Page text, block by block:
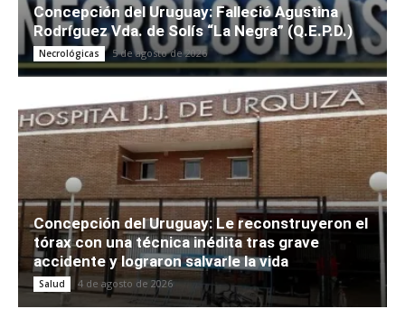
Concepción del Uruguay: Falleció Agustina
Rodríguez Vda. de Solís “La Negra” (Q.E.P.D.)
Necrológicas 5 de agosto de 2026
Concepción del Uruguay: Le reconstruyeron el
tórax con una técnica inédita tras grave
accidente y lograron salvarle la vida
Salud 4 de agosto de 2026